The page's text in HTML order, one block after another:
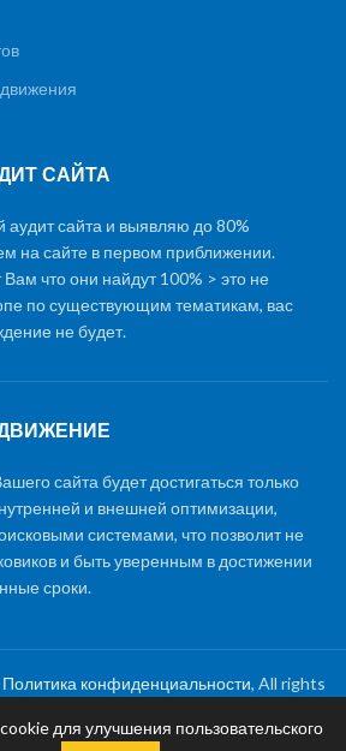
САЙТА
сайта и выявляю до 80%
на сайте в первом приближении.
что они найдут 100% > это не
по существующим тематикам, вас
не будет.
сайта будет достигаться только
и внешней оптимизации,
системами, что позволит не
и быть уверенным в достижении
сроки.
Политика конфиденциальности, All rights
reserved
|Создание сайтов|Обслуживание и
для улучшения пользовательского